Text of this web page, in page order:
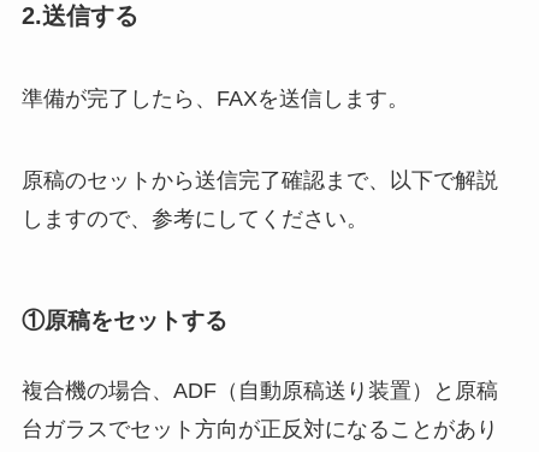
2.送信する
準備が完了したら、FAXを送信します。
原稿のセットから送信完了確認まで、以下で解説
しますので、参考にしてください。
①原稿をセットする
複合機の場合、ADF（自動原稿送り装置）と原稿
台ガラスでセット方向が正反対になることがあり